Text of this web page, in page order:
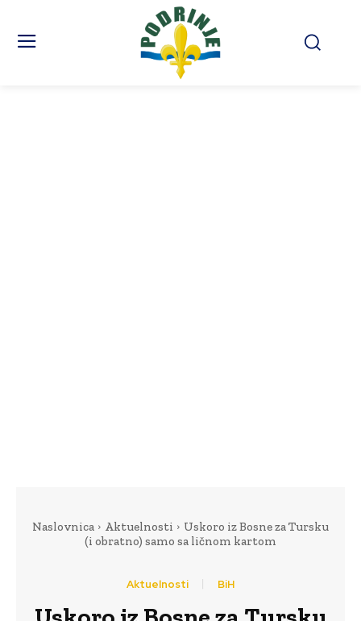
Naslovnica Aktuelnosti
Uskoro iz Bosne za Tursku
(i obratno) samo sa ličnom kartom
Aktuelnosti BiH